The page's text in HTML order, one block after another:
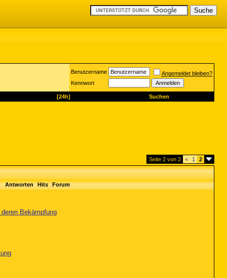
Benutzername
Angemeldet bleiben?
Kennwort
[24h] Suchen
Seite 2 von 2 < 1 2
Antworten Hits Forum
Bekämpfung